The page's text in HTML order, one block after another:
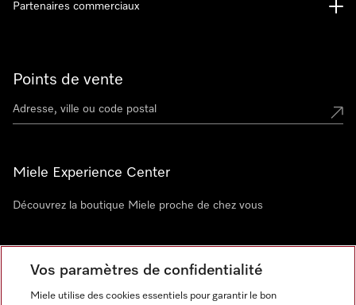
Points de vente
Miele Experience Center
Découvrez la boutique Miele proche de chez vous
Newsletter
Partenaires commerciaux
Vos paramètres de confidentialité
Miele utilise des cookies essentiels pour garantir le bon